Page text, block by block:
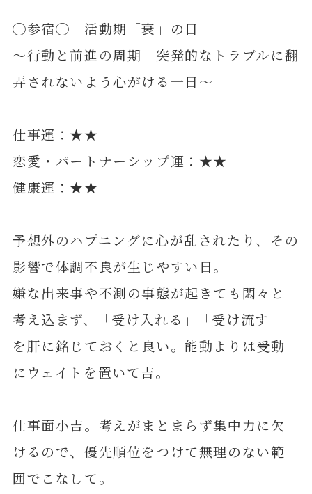
◯参宿◯ 活動期「衰」の日
～行動と前進の周期 突発的なトラブルに翻
弄されないよう心がける一日～
仕事運：★★
恋愛・パートナーシップ運：★★
健康運：★★
予想外のハプニングに心が乱されたり、その
影響で体調不良が生じやすい日。
嫌な出来事や不測の事態が起きても悶々と
考え込まず、「受け入れる」「受け流す」
を肝に銘じておくと良い。能動よりは受動
にウェイトを置いて吉。
仕事面小吉。考えがまとまらず集中力に欠
けるので、優先順位をつけて無理のない範
囲でこなして。